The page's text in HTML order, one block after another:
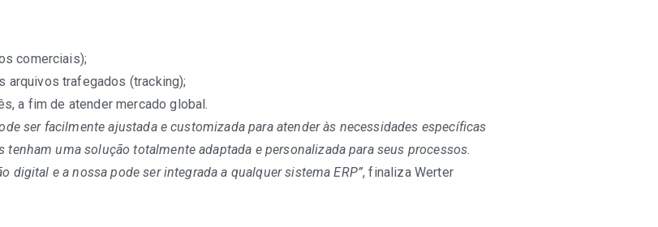
comerciais);
arquivos trafegados (tracking);
a fim de atender mercado global.
ser facilmente ajustada e customizada para atender às necessidades específicas
uma solução totalmente adaptada e personalizada para seus processos.
digital e a nossa pode ser integrada a qualquer sistema ERP”, finaliza Werter